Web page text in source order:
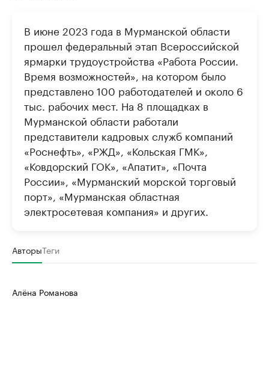
В июне 2023 года в Мурманской области
прошел федеральный этап Всероссийской
ярмарки трудоустройства «Работа России.
Время возможностей», на котором было
представлено 100 работодателей и около 6
тыс. рабочих мест. На 8 площадках в
Мурманской области работали
представители кадровых служб компаний
«Роснефть», «РЖД», «Кольская ГМК»,
«Ковдорский ГОК», «Апатит», «Почта
России», «Мурманский морской торговый
порт», «Мурманская областная
электросетевая компания» и других.
АвторыТеги
Алёна Романова